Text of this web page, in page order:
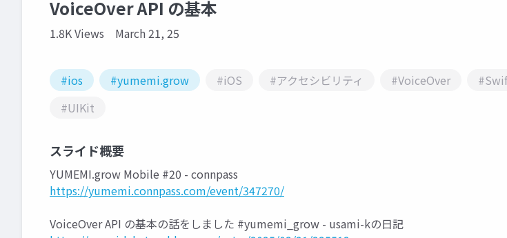
VoiceOver API の基本
1.8K Views March 21, 25
#ios #yumemi.grow #iOS #アクセシビリティ #VoiceOver
#UIKit
スライド概要
YUMEMI.grow Mobile #20 - connpass
https://yumemi.connpass.com/event/347270/
VoiceOver API の基本の話をしました #yumemi_grow - usami-kの日記